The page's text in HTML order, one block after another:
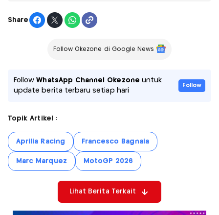
Share
Follow Okezone di Google News
FollowWhatsApp Channel Okezone untuk
update berita terbaru setiap hari
Follow
Topik Artikel :
Aprilia Racing Francesco Bagnaia
Marc Marquez MotoGP 2026
Lihat Berita Terkait